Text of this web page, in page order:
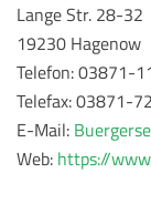
Lange Str. 28-32
19230 Hagenow
Telefon: 03871-
Telefax: 03871-
E-Mail:
Web: https://